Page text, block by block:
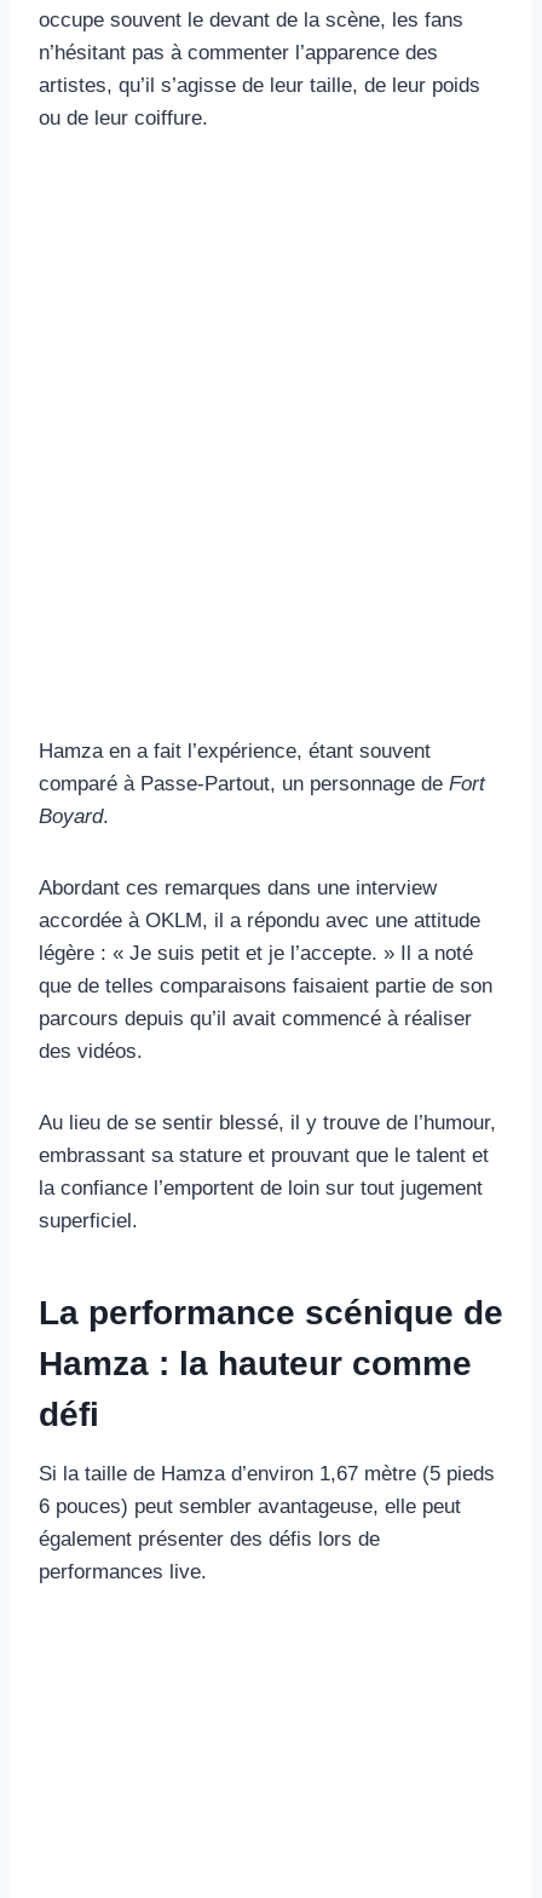
occupe souvent le devant de la scène, les fans
n’hésitant pas à commenter l’apparence des
artistes, qu’il s’agisse de leur taille, de leur poids
ou de leur coiffure.
Hamza en a fait l’expérience, étant souvent
comparé à Passe-Partout, un personnage de Fort
Boyard.
Abordant ces remarques dans une interview
accordée à OKLM, il a répondu avec une attitude
légère : « Je suis petit et je l’accepte. » Il a noté
que de telles comparaisons faisaient partie de son
parcours depuis qu’il avait commencé à réaliser
des vidéos.
Au lieu de se sentir blessé, il y trouve de l’humour,
embrassant sa stature et prouvant que le talent et
la confiance l’emportent de loin sur tout jugement
superficiel.
La performance scénique de
Hamza : la hauteur comme
défi
Si la taille de Hamza d’environ 1,67 mètre (5 pieds
6 pouces) peut sembler avantageuse, elle peut
également présenter des défis lors de
performances live.